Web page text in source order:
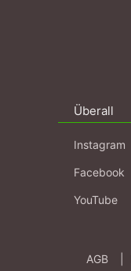
Überall
Instagram
Facebook
YouTube
AGB